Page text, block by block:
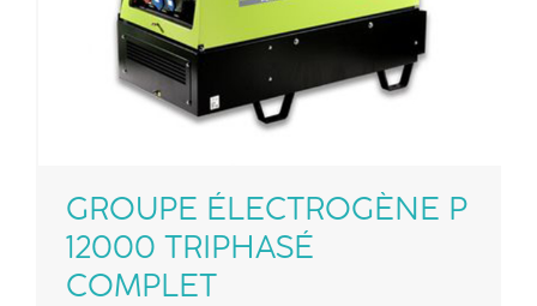
GROUPE ÉLECTROGÈNE P
12000 TRIPHASÉ
COMPLET